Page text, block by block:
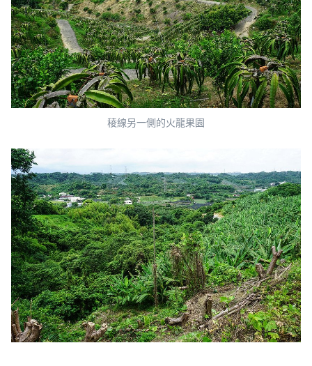
稜線另一側的火龍果園